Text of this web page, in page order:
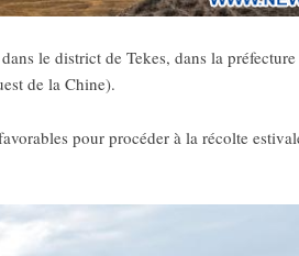
le district de Tekes, dans la
de la Chine).
pour procéder à la récolte